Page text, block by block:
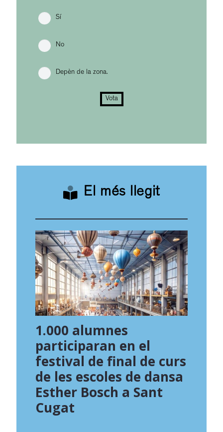
Sí
No
Depèn de la zona.
Vota
El més llegit
1.000 alumnes
participaran en el
festival de final de curs
de les escoles de dansa
Esther Bosch a Sant
Cugat